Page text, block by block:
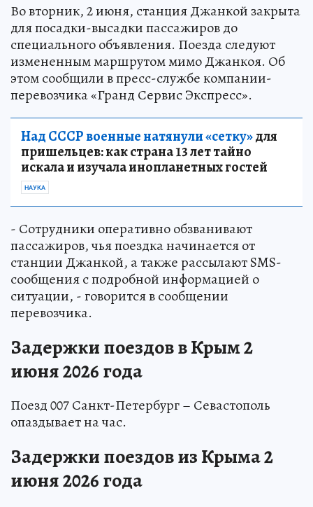
Во вторник, 2 июня, станция Джанкой закрыта
для посадки-высадки пассажиров до
специального объявления. Поезда следуют
измененным маршрутом мимо Джанкоя. Об
этом сообщили в пресс-службе компании-
перевозчика «Гранд Сервис Экспресс».
Над СССР военные натянули «сетку»для
пришельцев: как страна 13 лет тайно
искала и изучала инопланетных гостей
НАУКА
- Сотрудники оперативно обзванивают
пассажиров, чья поездка начинается от
станции Джанкой, а также рассылают SMS-
сообщения с подробной информацией о
ситуации, - говорится в сообщении
перевозчика.
Задержки поездов в Крым 2
июня 2026 года
Поезд 007 Санкт-Петербург – Севастополь
опаздывает на час.
Задержки поездов из Крыма 2
июня 2026 года